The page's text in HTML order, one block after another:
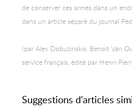
de conserver ces armes dans un
dans un article séparé du journal
(par Alex Dobuzinskis. Benoit Van
service français, édité par Henri-
Suggestions d'articles